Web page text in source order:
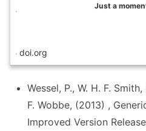
Just a
doi.org
Wessel, P., W. H. F.
F. Wobbe, (2013) ,
Improved Version